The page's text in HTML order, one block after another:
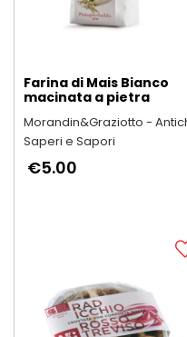
Farina di Mais Bianco
macinata a pietra
Morandin&Graziotto -
Saperi e Sapori
€5.00